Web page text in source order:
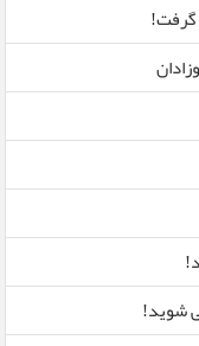
گرفت!
شوید!